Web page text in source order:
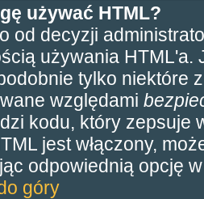
używać HTML?
od decyzji
używania HTML'a.
tylko niektóre
względami
kodu, który zepsuje
jest włączony,
odpowiednią opcję
góry